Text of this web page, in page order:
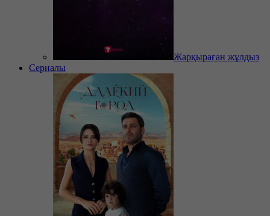
Жарқыраған жұлдыз
Сериалы